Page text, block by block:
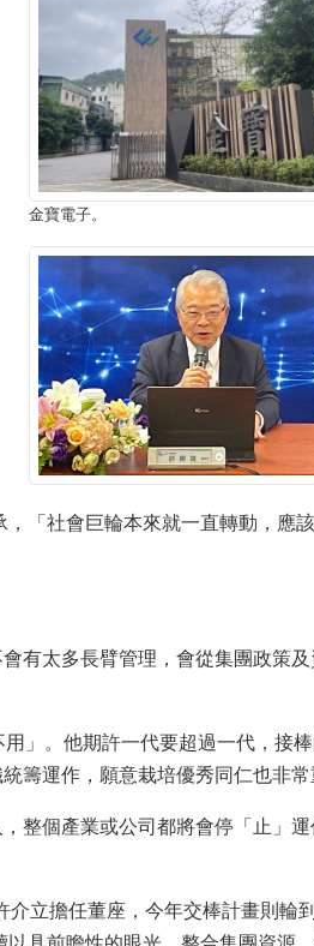
金寶電子。
「社會巨輪本來就一直轉動，應
有太多長臂管理，會從集團政策
」。他期許一代要超過一代，接
籌運作，願意栽培優秀同仁也非常
整個產業或公司都將會停「止」運
立擔任董座，今年交棒計畫則輪到